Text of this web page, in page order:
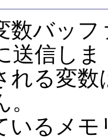
数バッ
送信しま
れる変
いるメ